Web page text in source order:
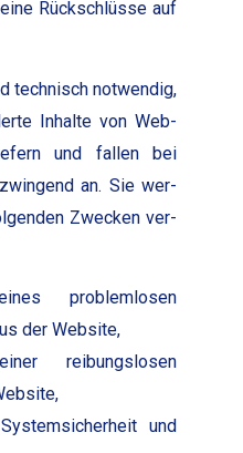
Rückschlüsse auf
tech­nisch notwendig,
Inhalte von Web­
und fall­en bei
an. Sie wer­
Zweck­en ver­
prob­lem­losen
der Web­site,
rei­bungslosen
und